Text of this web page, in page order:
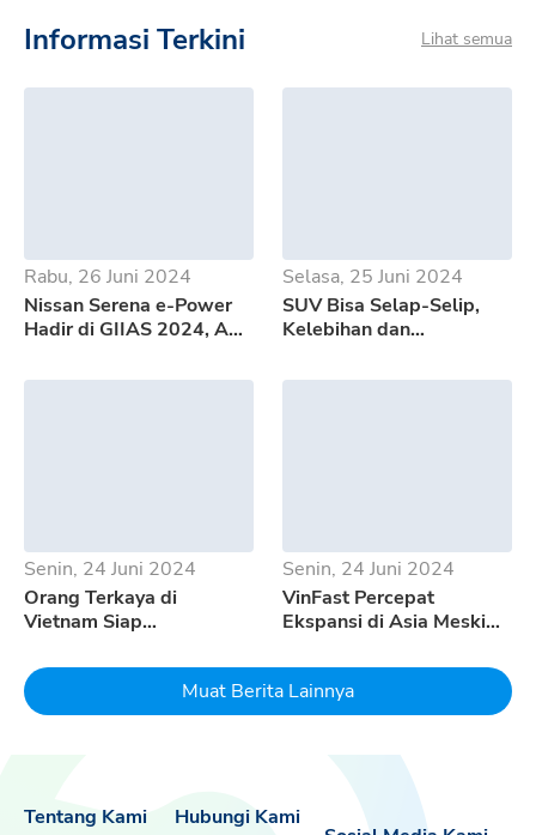
Informasi Terkini Lihat semua
Rabu, 26 Juni 2024
Nissan Serena e-Power
Hadir di GIIAS 2024, Apa
Selasa, 25 Juni 2024
SUV Bisa Selap-Selip,
Kelebihan dan
500
Senin, 24 Juni 2024
Orang Terkaya di
Vietnam Siap
Uangnya Untuk EV
Dream
Senin, 24 Juni 2024
VinFast Percepat
Ekspansi di Asia Meski
Melambat
Muat Berita Lainnya
Tentang Kami Hubungi Kami